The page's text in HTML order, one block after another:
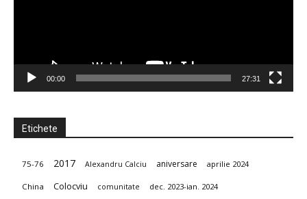
Uniunea
Scriitorilor
00:00 27:31
Etichete
75-76 2017 Alexandru Calciu aniversare aprilie 2024
China Colocviu comunitate dec. 2023-ian. 2024